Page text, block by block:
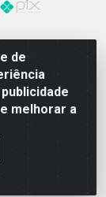
de
melhorar a
- Jardim
290 -